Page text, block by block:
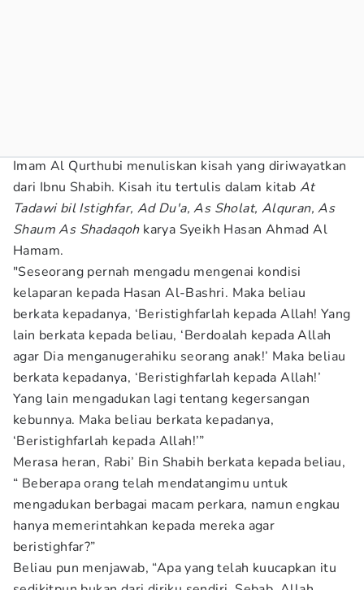
Imam Al Qurthubi menuliskan kisah yang diriwayatkan
dari Ibnu Shabih. Kisah itu tertulis dalam kitab At
Tadawi bil Istighfar, Ad Du'a, As Sholat, Alquran, As
Shaum As Shadaqohkarya Syeikh Hasan Ahmad Al
Hamam.
"Seseorang pernah mengadu mengenai kondisi
kelaparan kepada Hasan Al-Bashri. Maka beliau
berkata kepadanya, ‘Beristighfarlah kepada Allah! Yang
lain berkata kepada beliau, ‘Berdoalah kepada Allah
agar Dia menganugerahiku seorang anak!’ Maka beliau
berkata kepadanya, ‘Beristighfarlah kepada Allah!’
Yang lain mengadukan lagi tentang kegersangan
kebunnya. Maka beliau berkata kepadanya,
‘Beristighfarlah kepada Allah!’”
Merasa heran, Rabi’ Bin Shabih berkata kepada beliau,
“ Beberapa orang telah mendatangimu untuk
mengadukan berbagai macam perkara, namun engkau
hanya memerintahkan kepada mereka agar
beristighfar?”
Beliau pun menjawab, “Apa yang telah kuucapkan itu